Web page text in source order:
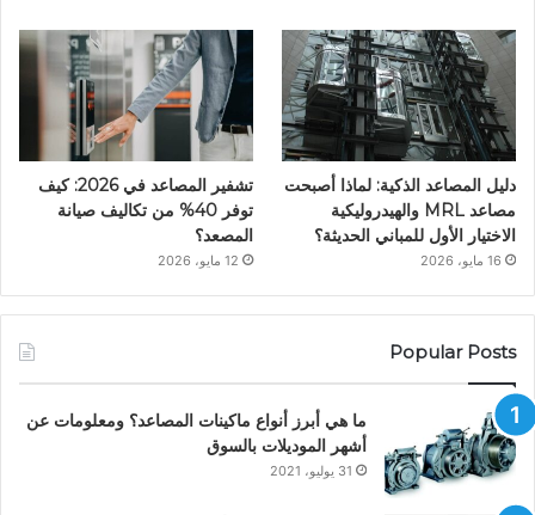
دليل المصاعد الذكية: لماذا أصبحت
مصاعد MRL والهيدروليكية
الاختيار الأول للمباني الحديثة؟
16 مايو، 2026
تشفير المصاعد في 2026: كيف
توفر 40% من تكاليف صيانة
المصعد؟
12 مايو، 2026
Popular Posts
ما هي أبرز أنواع ماكينات المصاعد؟ ومعلومات عن
أشهر الموديلات بالسوق
31 يوليو، 2021